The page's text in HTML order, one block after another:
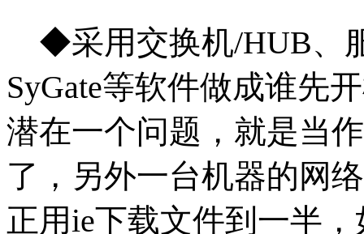
◆采用交换机/HUB、
SyGate等软件做成谁先
潜在一个问题，就是当
了，另外一台机器的网
正用ie下载文件到一半